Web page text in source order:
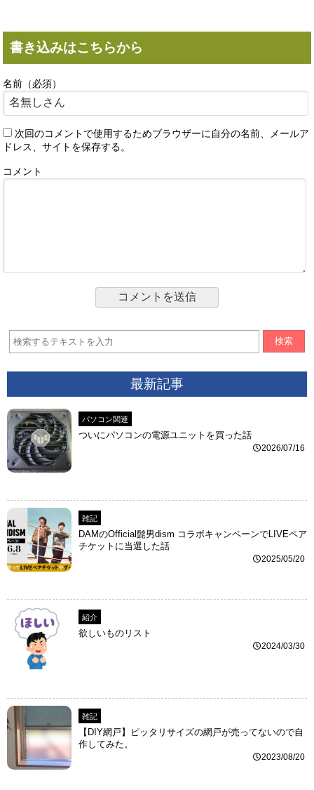
書き込みはこちらから
名前（必須）
次回のコメントで使用するためブラウザーに自分の名前、メールア
ドレス、サイトを保存する。
コメント
検索
最新記事
パソコン関連
ついにパソコンの電源ユニットを買った話
2026/07/16
雑記
DAMのOfficial髭男dism コラボキャンペーンでLIVEペア
チケットに当選した話
2025/05/20
紹介
欲しいものリスト
2024/03/30
雑記
【DIY網戸】ピッタリサイズの網戸が売ってないので自
作してみた。
2023/08/20